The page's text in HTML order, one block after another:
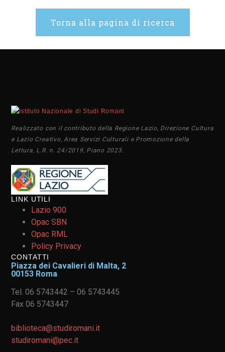
Torna alla pagina di ricerca
Realizzato con il contributo della Regione Lazio, Direzione Cultura
e Lazio Creativo, Area Servizi Culturali e Promozione della
Lettura, L.R. n. 24/2019, Piano 2023.
LINK UTILI
Lazio 900
Opac SBN
Opac RML
Policy Privacy
CONTATTI
Piazza dei Cavalieri di Malta, 2
00153 Roma
Tel. 06 5743442 – 06 5743445
Fax 06 5743447
biblioteca@studiromani.it
studiromani@pec.it